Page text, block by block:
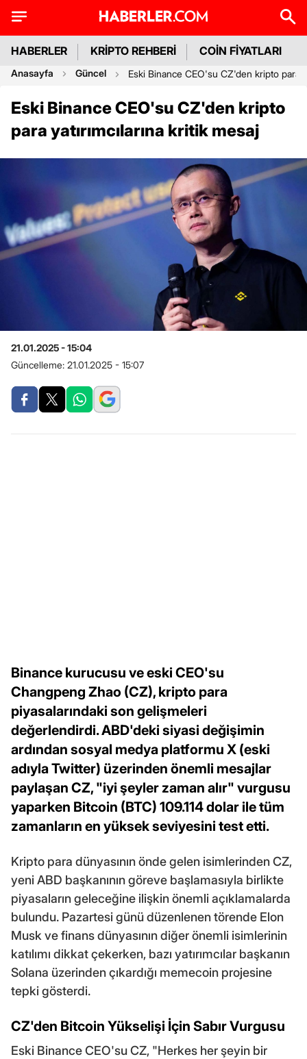
HABERLER KRİPTO REHBERİ COİN FİYATLARI
Anasayfa Güncel Eski Binance CEO'su CZ'den kripto para
Eski Binance CEO'su CZ'den kripto
para yatırımcılarına kritik mesaj
21.01.2025 - 15:04
Güncelleme: 21.01.2025 - 15:07
Binance kurucusu ve eski CEO'su
Changpeng Zhao (CZ), kripto para
piyasalarındaki son gelişmeleri
değerlendirdi. ABD'deki siyasi değişimin
ardından sosyal medya platformu X (eski
adıyla Twitter) üzerinden önemli mesajlar
paylaşan CZ, "iyi şeyler zaman alır" vurgusu
yaparken Bitcoin (BTC) 109.114 dolar ile tüm
zamanların en yüksek seviyesini test etti.
Kripto para dünyasının önde gelen isimlerinden CZ,
yeni ABD başkanının göreve başlamasıyla birlikte
piyasaların geleceğine ilişkin önemli açıklamalarda
bulundu. Pazartesi günü düzenlenen törende Elon
Musk ve finans dünyasının diğer önemli isimlerinin
katılımı dikkat çekerken, bazı yatırımcılar başkanın
Solana üzerinden çıkardığı memecoin projesine
tepki gösterdi.
CZ'den Bitcoin Yükselişi İçin Sabır Vurgusu
Eski Binance CEO'su CZ, "Herkes her şeyin bir